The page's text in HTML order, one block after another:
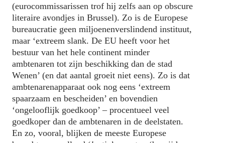
(eurocommissarissen trof hij zelfs aan op obscure
literaire avondjes in Brussel). Zo is de Europese
bureaucratie geen miljoenenverslindend instituut,
maar ‘extreem slank. De EU heeft voor het
bestuur van het hele continent minder
ambtenaren tot zijn beschikking dan de stad
Wenen’ (en dat aantal groeit niet eens). Zo is dat
ambtenarenapparaat ook nog eens ‘extreem
spaarzaam en bescheiden’ en bovendien
‘ongelooflijk goedkoop’ – procentueel veel
goedkoper dan de ambtenaren in de deelstaten.
En zo, vooral, blijken de meeste Europese